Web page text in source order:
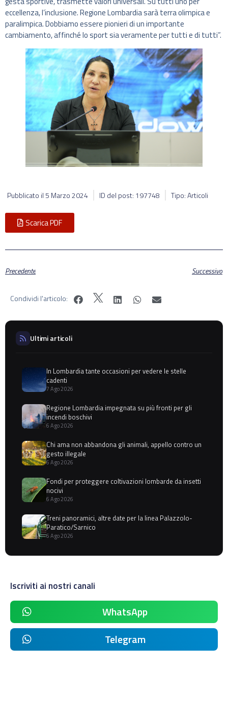
eccellenza, l’inclusione. Regione Lombardia sarà terra olimpica e
paralimpica. Dobbiamo essere pionieri di un importante
cambiamento, affinché lo sport sia veramente per tutti e di tutti”.
Pubblicato il 5 Marzo 2024 ID del post: 197748 Tipo: Articoli
Scarica PDF
Precedente Successivo
Condividi l'articolo:
Ultimi articoli
In Lombardia tante occasioni per vedere le stelle
cadenti
7 Ago 2026
Regione Lombardia impegnata su più fronti per gli
incendi boschivi
6 Ago 2026
Chi ama non abbandona gli animali, appello contro un
gesto illegale
6 Ago 2026
Fondi per proteggere coltivazioni lombarde da insetti
nocivi
6 Ago 2026
Treni panoramici, altre date per la linea Palazzolo-
Paratico/Sarnico
6 Ago 2026
Iscriviti ai nostri canali
WhatsApp
Telegram